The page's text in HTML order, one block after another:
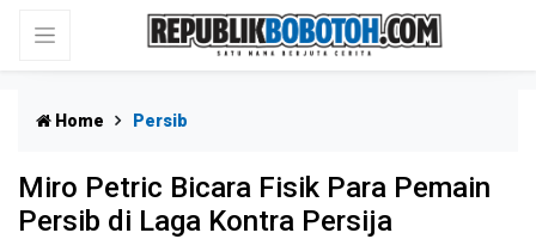
Home Persib
Miro Petric Bicara Fisik Para Pemain
Persib di Laga Kontra Persija